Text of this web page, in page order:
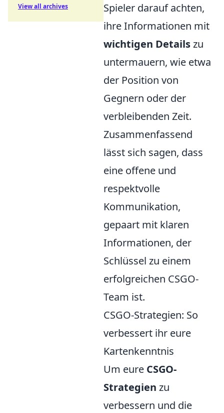
Spieler darauf achten,
ihre Informationen mit
wichtigen Detailszu
untermauern, wie etwa
der Position von
Gegnern oder der
verbleibenden Zeit.
Zusammenfassend
lässt sich sagen, dass
eine offene und
respektvolle
Kommunikation,
gepaart mit klaren
Informationen, der
Schlüssel zu einem
erfolgreichen CSGO-
Team ist.
CSGO-Strategien: So
verbessert ihr eure
Kartenkenntnis
Um eure CSGO-
Strategien zu
verbessern und die
View all archives